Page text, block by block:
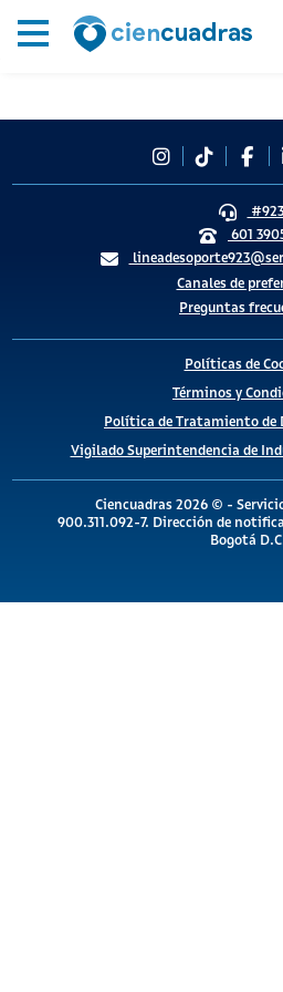
#923
601
Canales de
Preguntas
Políticas de
Términos y
Política de Tratamiento de
Vigilado Superintendencia de
Ciencuadras 2026 © -
900.311.092-7. Dirección de
Bogotá